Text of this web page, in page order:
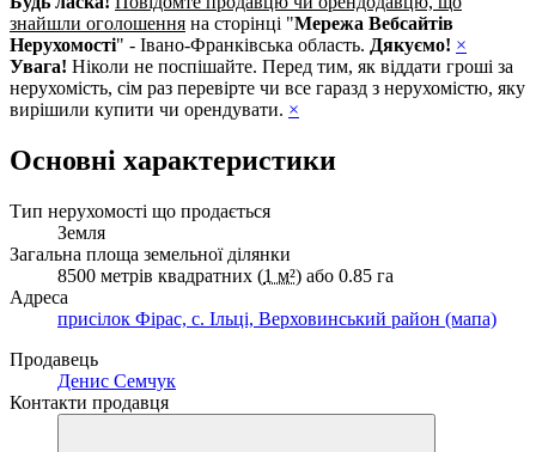
знайшли оголошення на сторінці "Мережа Вебсайтів
Нерухомості" - Івано-Франківська область. Дякуємо! ×
Увага! Ніколи не поспішайте. Перед тим, як віддати гроші за
нерухомість, сім раз перевірте чи все гаразд з нерухомістю, яку
вирішили купити чи орендувати. ×
Основні характеристики
Тип нерухомості що продається
Земля
Загальна площа земельної ділянки
8500 метрів квадратних (1 м²) або 0.85 га
Адреса
присілок Фірас, с. Ільці, Верховинський район (мапа)
Продавець
Денис Семчук
Контакти продавця